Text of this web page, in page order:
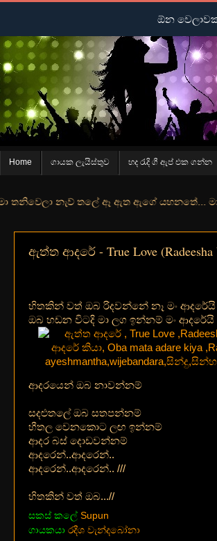
Home ගායක ලැයිස්තුව හද රැදි ගී ඇප් එක ගන්න
තලේ ඈ ඇත ඇගේ යහනතේ... මා එතෙර ආ
ඇත්ත ආදරේ - True Love (Radeesha
හිතකින් වත් ඔබ රිදවන්නේ නෑ මං ආදරේයි
ඔබ හඩන විටදි මා ලග ඉන්නම් මං ආදරේයි
ආදරයෙන් ඔබ නාවන්නම්
සදළුතලේ ඔබ සතපන්නම්
හීතල වෙනකොට ලඟ ඉන්නම්
ආදර බස් දොඩවන්නම්
ආදරෙන්..ආදරෙන්..
ආදරෙන්..ආදරෙන්.. ///
හිතකින් වත් ඔබ...//
සකස් කලේ Supun
ගායකයා රදීශ වැන්දබෝනා
ඕන